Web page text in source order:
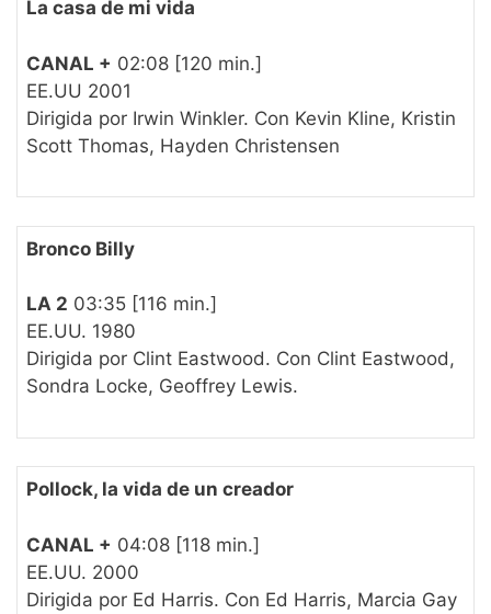
La casa de mi vida
CANAL + 02:08 [120 min.]
EE.UU 2001
Dirigida por Irwin Winkler. Con Kevin Kline, Kristin
Scott Thomas, Hayden Christensen
Bronco Billy
LA 2 03:35 [116 min.]
EE.UU. 1980
Dirigida por Clint Eastwood. Con Clint Eastwood,
Sondra Locke, Geoffrey Lewis.
Pollock, la vida de un creador
CANAL + 04:08 [118 min.]
EE.UU. 2000
Dirigida por Ed Harris. Con Ed Harris, Marcia Gay